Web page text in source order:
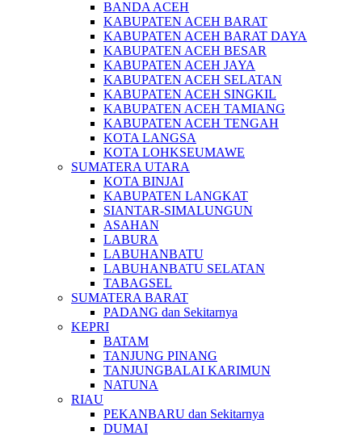
BANDA ACEH
KABUPATEN ACEH BARAT
KABUPATEN ACEH BARAT DAYA
KABUPATEN ACEH BESAR
KABUPATEN ACEH JAYA
KABUPATEN ACEH SELATAN
KABUPATEN ACEH SINGKIL
KABUPATEN ACEH TAMIANG
KABUPATEN ACEH TENGAH
KOTA LANGSA
KOTA LOHKSEUMAWE
SUMATERA UTARA
KOTA BINJAI
KABUPATEN LANGKAT
SIANTAR-SIMALUNGUN
ASAHAN
LABURA
LABUHANBATU
LABUHANBATU SELATAN
TABAGSEL
SUMATERA BARAT
PADANG dan Sekitarnya
KEPRI
BATAM
TANJUNG PINANG
TANJUNGBALAI KARIMUN
NATUNA
RIAU
PEKANBARU dan Sekitarnya
DUMAI